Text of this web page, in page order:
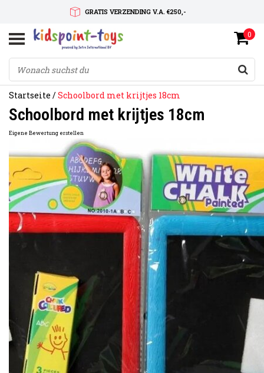
GRATIS VERZENDING V.A. €250,-
SNELLE LEVERTIJD
SERVICE OP MAAT
0
Startseite /Schoolbord met krijtjes 18cm
Schoolbord met krijtjes 18cm
Eigene Bewertung erstellen